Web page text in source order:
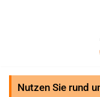
Nutzen Sie rund